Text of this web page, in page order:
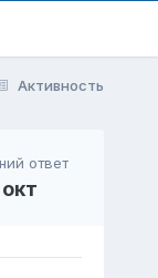
Активность
ответ